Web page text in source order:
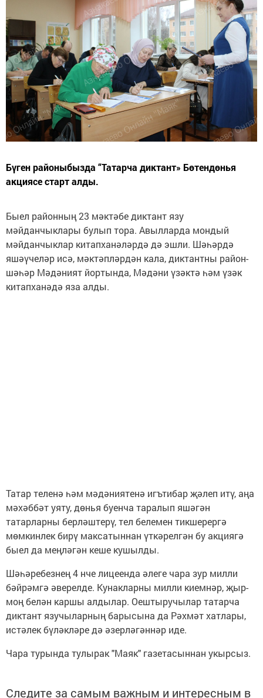
Бүген районыбызда “Татарча диктант» Бөтендөнья
акциясе старт алды.
Быел районның 23 мәктәбе диктант язу
мәйданчыклары булып тора. Авылларда мондый
мәйданчыклар китапханәләрдә дә эшли. Шәһәрдә
яшәүчеләр исә, мәктәпләрдән кала, диктантны район-
шәһәр Мәдәният йортында, Мәдәни үзәктә һәм үзәк
китапханәдә яза алды.
Татар теленә һәм мәдәниятенә игътибар җәлеп итү, аңа
мәхәббәт уяту, дөнья буенча таралып яшәгән
татарларны берләштерү, тел белемен тикшерергә
мөмкинлек бирү максатыннан үткәрелгән бу акциягә
быел да меңләгән кеше кушылды.
Шәһәребезнең 4 нче лицеенда әлеге чара зур милли
бәйрәмгә әверелде. Кунакларны милли киемнәр, җыр-
моң белән каршы алдылар. Оештыручылар татарча
диктант язучыларның барысына да Рәхмәт хатлары,
истәлек бүләкләре дә әзерләгәннәр иде.
Чара турында тулырак "Маяк" газетасыннан укырсыз.
Следите за самым важным и интересным в